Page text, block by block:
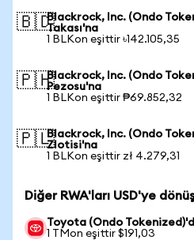
🇧🇩Blackrock, Inc. (Ondo
Takası'na
1 BLKon eşittir ৳142.105,35
🇵🇭Blackrock, Inc. (Ondo
Pezosu'na
1 BLKon eşittir ₱69.852,32
🇵🇱Blackrock, Inc. (Ondo
Zlotisi'na
1 BLKon eşittir zł 4.279,31
Diğer RWA'ları USD'ye
Toyota (Ondo
1 TMon eşittir $191,03